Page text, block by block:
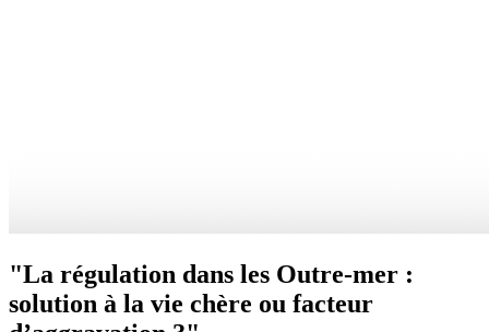
"La régulation dans les Outre-mer :
solution à la vie chère ou facteur